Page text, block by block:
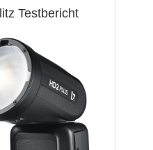
Testbericht